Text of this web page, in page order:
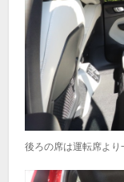
後ろの席は運転席よ